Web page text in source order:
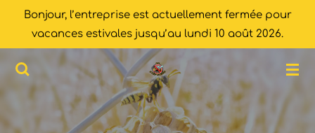
Passer
principal
Bonjour, l’entreprise est actuellement fermée pour
vacances estivales jusqu’au lundi 10 août 2026.